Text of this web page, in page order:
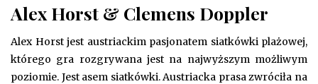
Alex Horst & Clemens Doppler
Alex Horst jest austriackim pasjonatem siatkówki plażowej,
którego gra rozgrywana jest na najwyższym możliwym
poziomie. Jest asem siatkówki. Austriacka prasa zwróciła na